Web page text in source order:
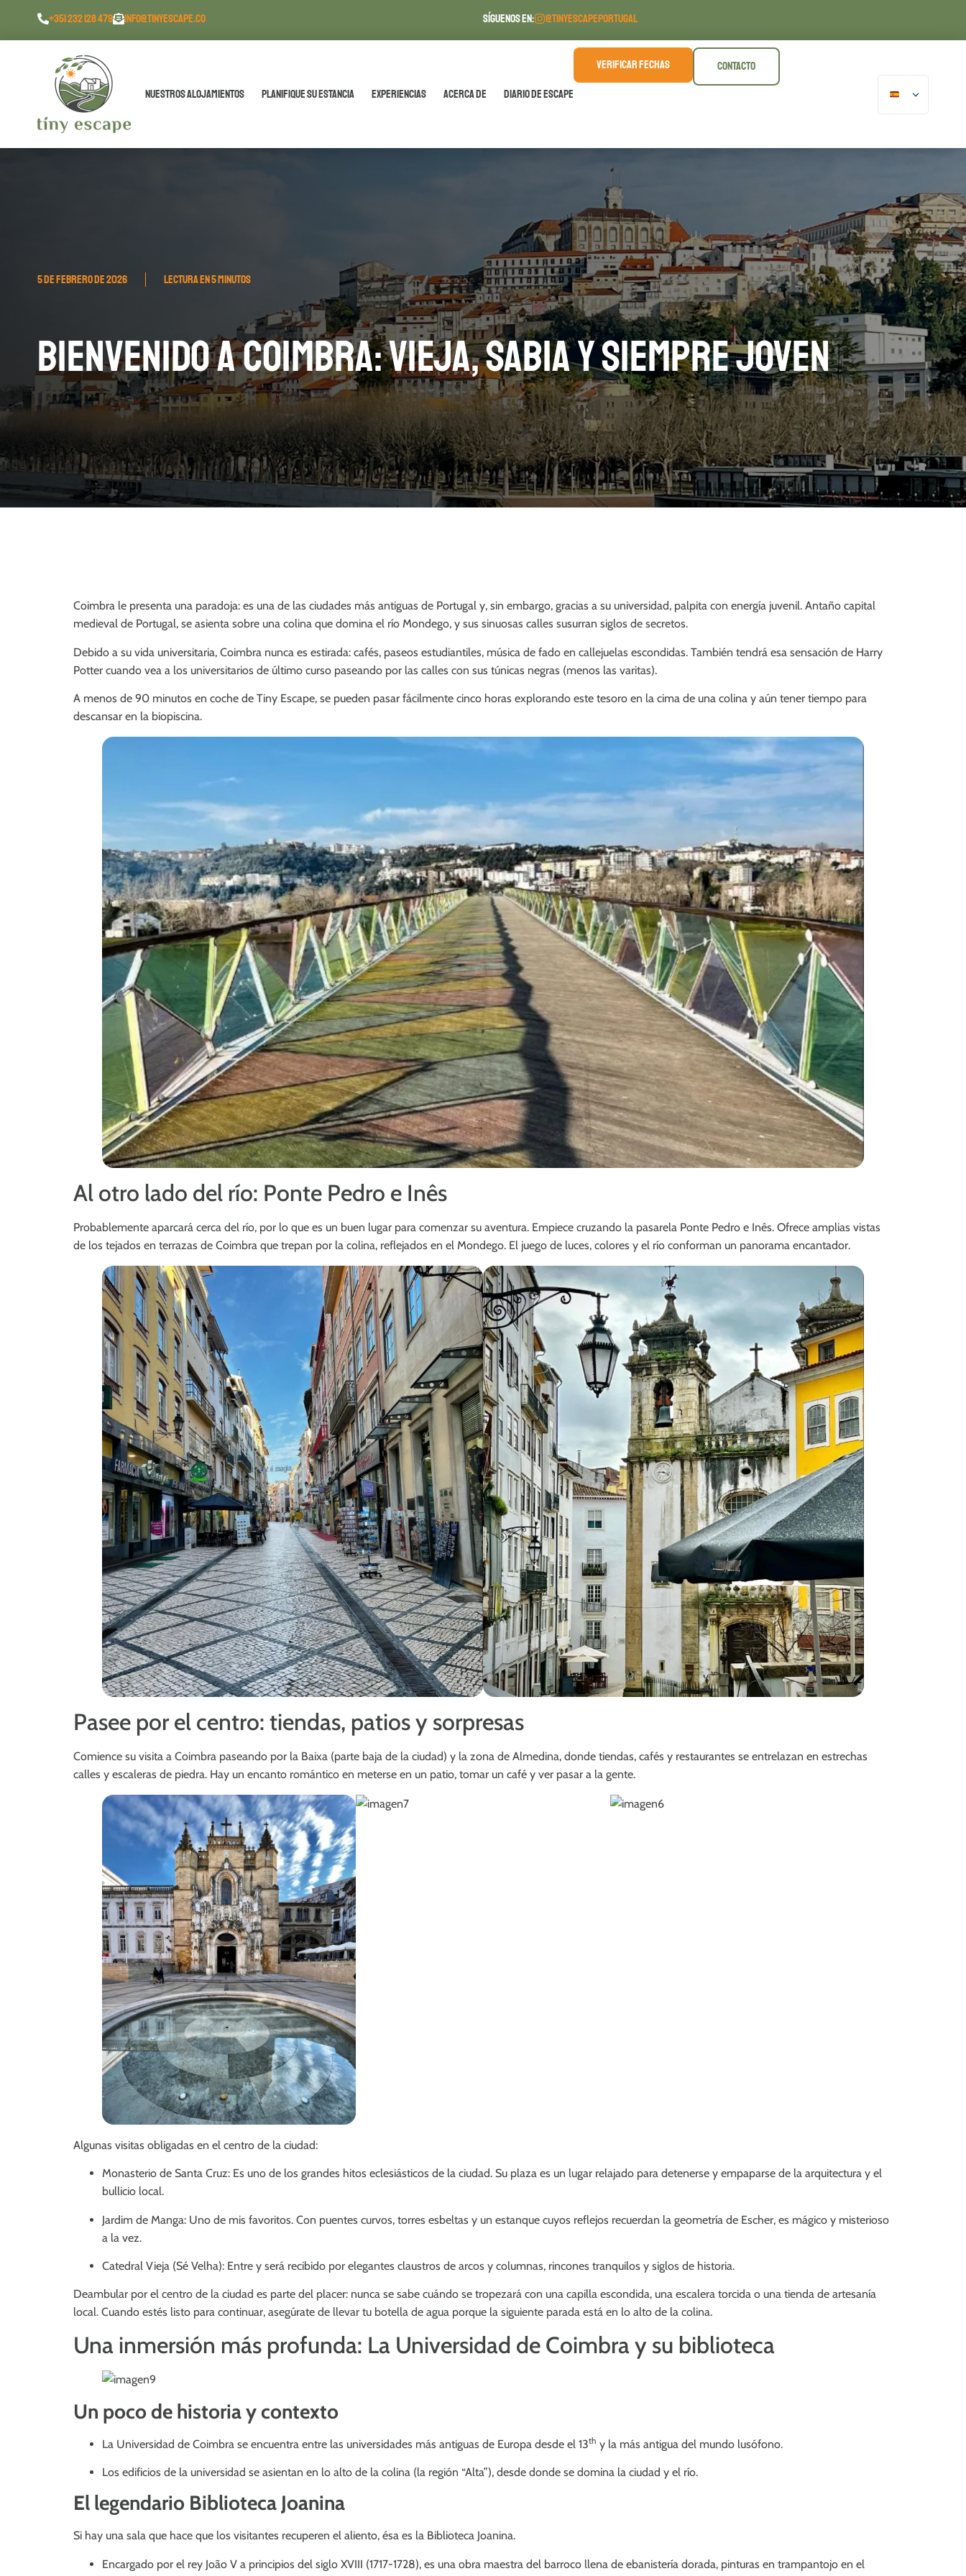
+351 232 128 479 INFO@TINYESCAPE.CO SÍGUENOS EN: @TINYESCAPEPORTUGAL
Nuestros alojamientos Planifique su estancia Experiencias Acerca de Diario de Escape
VERIFICAR FECHAS CONTACTO
5 DE FEBRERO DE 2026 LECTURA EN 5 MINUTOS
Bienvenido a Coimbra: vieja, sabia y siempre joven
Coimbra le presenta una paradoja: es una de las ciudades más antiguas de Portugal y, sin embargo, gracias a su universidad, palpita con energía juvenil. Antaño capital
medieval de Portugal, se asienta sobre una colina que domina el río Mondego, y sus sinuosas calles susurran siglos de secretos.
Debido a su vida universitaria, Coimbra nunca es estirada: cafés, paseos estudiantiles, música de fado en callejuelas escondidas. También tendrá esa sensación de Harry
Potter cuando vea a los universitarios de último curso paseando por las calles con sus túnicas negras (menos las varitas).
A menos de 90 minutos en coche de Tiny Escape, se pueden pasar fácilmente cinco horas explorando este tesoro en la cima de una colina y aún tener tiempo para
descansar en la biopiscina.
Al otro lado del río: Ponte Pedro e Inês
Probablemente aparcará cerca del río, por lo que es un buen lugar para comenzar su aventura. Empiece cruzando la pasarela Ponte Pedro e Inês. Ofrece amplias vistas
de los tejados en terrazas de Coimbra que trepan por la colina, reflejados en el Mondego. El juego de luces, colores y el río conforman un panorama encantador.
Pasee por el centro: tiendas, patios y sorpresas
Comience su visita a Coimbra paseando por la Baixa (parte baja de la ciudad) y la zona de Almedina, donde tiendas, cafés y restaurantes se entrelazan en estrechas
calles y escaleras de piedra. Hay un encanto romántico en meterse en un patio, tomar un café y ver pasar a la gente.
Algunas visitas obligadas en el centro de la ciudad:
Monasterio de Santa Cruz: Es uno de los grandes hitos eclesiásticos de la ciudad. Su plaza es un lugar relajado para detenerse y empaparse de la arquitectura y el
bullicio local.
Jardim de Manga: Uno de mis favoritos. Con puentes curvos, torres esbeltas y un estanque cuyos reflejos recuerdan la geometría de Escher, es mágico y misterioso
a la vez.
Catedral Vieja (Sé Velha): Entre y será recibido por elegantes claustros de arcos y columnas, rincones tranquilos y siglos de historia.
Deambular por el centro de la ciudad es parte del placer: nunca se sabe cuándo se tropezará con una capilla escondida, una escalera torcida o una tienda de artesanía
local. Cuando estés listo para continuar, asegúrate de llevar tu botella de agua porque la siguiente parada está en lo alto de la colina.
Una inmersión más profunda: La Universidad de Coimbra y su biblioteca
Un poco de historia y contexto
La Universidad de Coimbra se encuentra entre las universidades más antiguas de Europa desde el 13th y la más antigua del mundo lusófono.
Los edificios de la universidad se asientan en lo alto de la colina (la región “Alta”), desde donde se domina la ciudad y el río.
El legendario Biblioteca Joanina
Si hay una sala que hace que los visitantes recuperen el aliento, ésa es la Biblioteca Joanina.
Encargado por el rey João V a principios del siglo XVIII (1717-1728), es una obra maestra del barroco llena de ebanistería dorada, pinturas en trampantojo en el